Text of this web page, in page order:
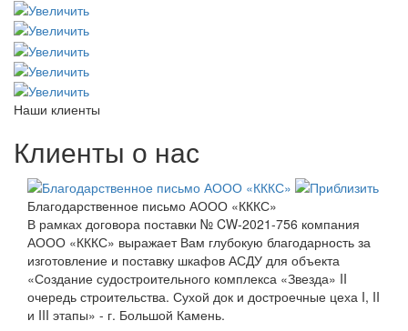
Наши клиенты
Клиенты о нас
Благодарственное письмо АООО «КККС»
В рамках договора поставки № CW-2021-756 компания
АООО «КККС» выражает Вам глубокую благодарность за
изготовление и поставку шкафов АСДУ для объекта
«Создание судостроительного комплекса «Звезда» II
очередь строительства. Сухой док и достроечные цеха I, II
и III этапы» - г. Большой Камень.